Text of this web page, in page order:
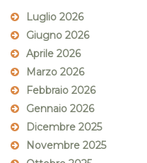
Luglio 2026
Giugno 2026
Aprile 2026
Marzo 2026
Febbraio 2026
Gennaio 2026
Dicembre 2025
Novembre 2025